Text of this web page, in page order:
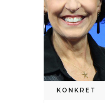
KONKRET